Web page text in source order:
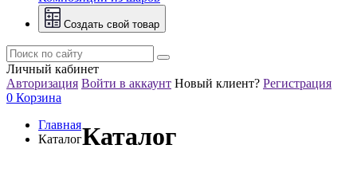
Создать свой товар
Личный кабинет
Авторизация Войти в аккаунт Новый клиент? Регистрация
0 Корзина
Главная
КаталогКаталог